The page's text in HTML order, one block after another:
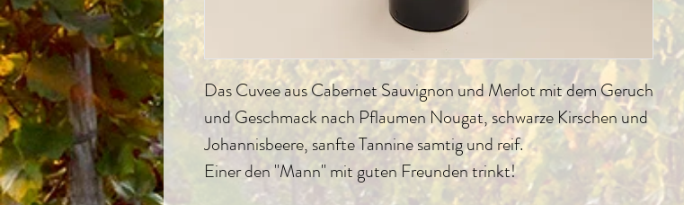
Das Cuvee aus Cabernet Sauvignon und Merlot mit dem Geruch
und Geschmack nach Pflaumen Nougat, schwarze Kirschen und
Johannisbeere, sanfte Tannine samtig und reif.
Einer den "Mann" mit guten Freunden trinkt!